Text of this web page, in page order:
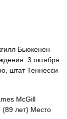
Бьюкенен
3 октября
штат Теннесси
McGill
(89 лет) Место